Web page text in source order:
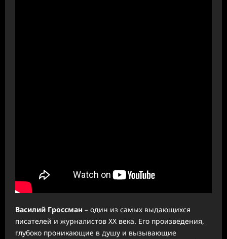
Василий Гроссман – один из самых выдающихся
писателей и журналистов XX века. Его произведения,
глубоко проникающие в душу и вызывающие